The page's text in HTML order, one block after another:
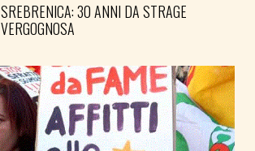
SREBRENICA: 30 ANNI DA STRAGE
VERGOGNOSA